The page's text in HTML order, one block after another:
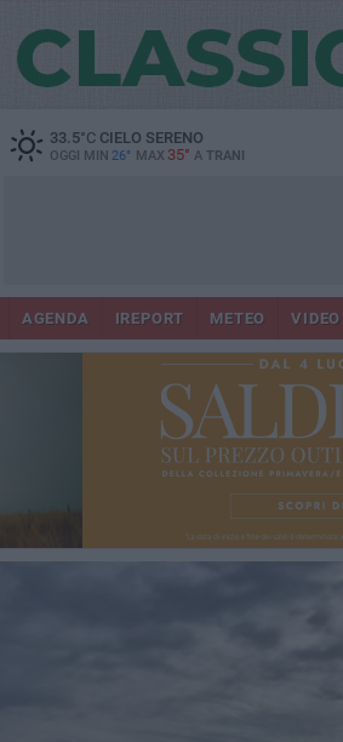
33.5°CCIELO SERENO
OGGI MIN 26° MAX 35° A TRANI
AGENDA IREPORT METEO VIDEO